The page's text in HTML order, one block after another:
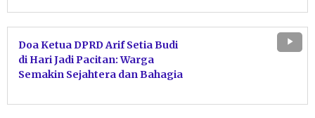
Doa Ketua DPRD Arif Setia Budi
di Hari Jadi Pacitan: Warga
Semakin Sejahtera dan Bahagia